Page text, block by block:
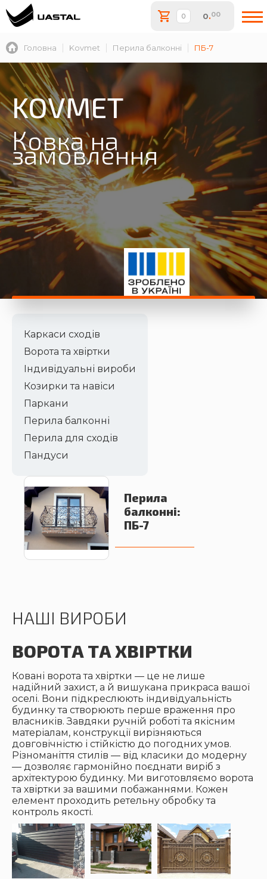
0.00
Головна Kovmet Перила балконні ПБ-7
KOVMET
Ковка на
замовлення
Каркаси сходів
Ворота та хвіртки
Індивідуальні вироби
Козирки та навіси
Паркани
Перила балконні
Перила для сходів
Пандуси
Перила
балконні:
ПБ-7
НАШІ ВИРОБИ
ВОРОТА ТА ХВІРТКИ
Ковані ворота та хвіртки — це не лише
надійний захист, а й вишукана прикраса вашої
оселі. Вони підкреслюють індивідуальність
будинку та створюють перше враження про
власників. Завдяки ручній роботі та якісним
матеріалам, конструкції вирізняються
довговічністю і стійкістю до погодних умов.
Різноманіття стилів — від класики до модерну
— дозволяє гармонійно поєднати виріб з
архітектурою будинку. Ми виготовляємо ворота
та хвіртки за вашими побажаннями. Кожен
елемент проходить ретельну обробку та
контроль якості.